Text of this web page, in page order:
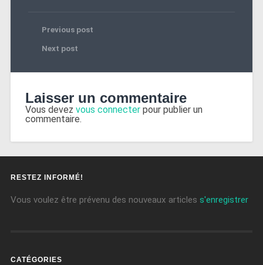
Previous post
Next post
Laisser un commentaire
Vous devez vous connecterpour publier un
commentaire.
RESTEZ INFORMÉ!
Vous voulez être prévenu des nouveaux articles s'enregistrer
CATÉGORIES